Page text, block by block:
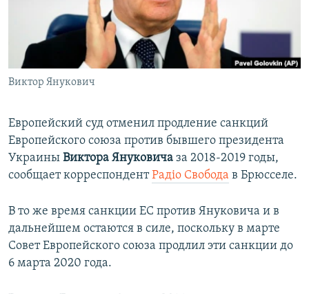
ПОБЕДИТЕЛЕЙ НЕ СУДЯТ?
КРЫМ.НЕПОКОРЕННЫЙ
УКРАИНСКАЯ ПРОБЛЕМА КРЫМА
ПРИСОЕДИНЯЙТЕСЬ!
Виктор Янукович
Европейский суд отменил продление санкций
Европейского союза против бывшего президента
Украины Виктора Януковича за 2018-2019 годы,
сообщает корреспондентРадіо Свобода в Брюсселе.
В то же время санкции ЕС против Януковича и в
дальнейшем остаются в силе, поскольку в марте
Совет Европейского союза продлил эти санкции до
6 марта 2020 года.